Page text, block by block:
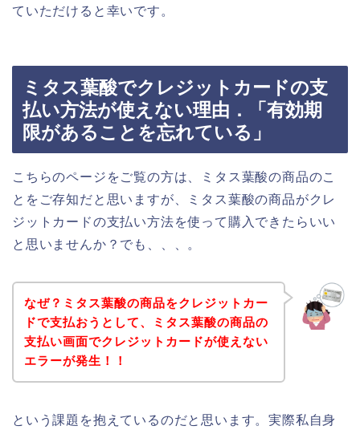
ていただけると幸いです。
ミタス葉酸でクレジットカードの支
払い方法が使えない理由．「有効期
限があることを忘れている」
こちらのページをご覧の方は、ミタス葉酸の商品のこ
とをご存知だと思いますが、ミタス葉酸の商品がクレ
ジットカードの支払い方法を使って購入できたらいい
と思いませんか？でも、、、。
なぜ？ミタス葉酸の商品をクレジットカー
ドで支払おうとして、ミタス葉酸の商品の
支払い画面でクレジットカードが使えない
エラーが発生！！
という課題を抱えているのだと思います。実際私自身